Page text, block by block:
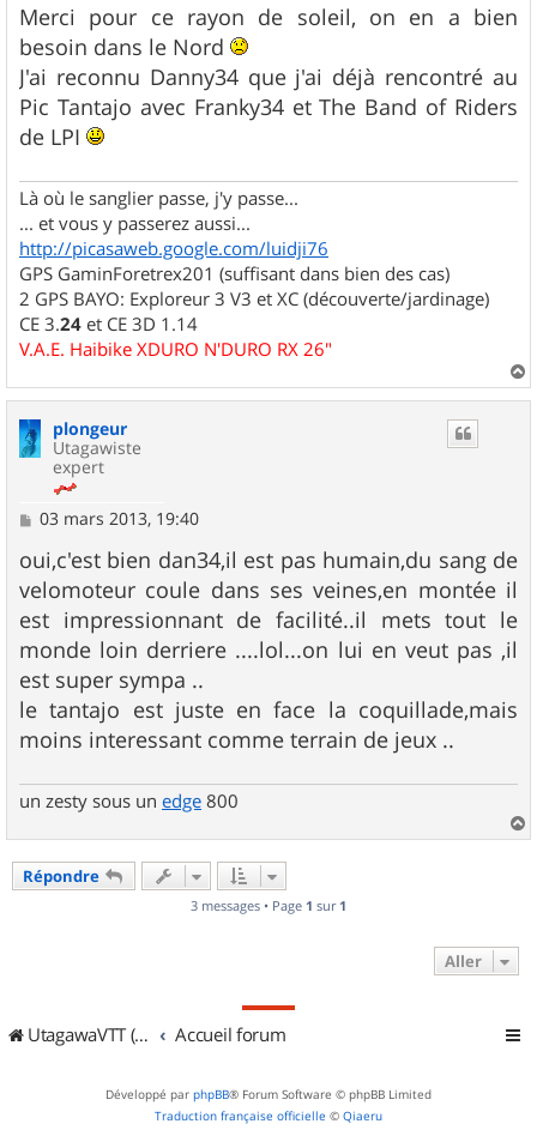
s
s
a
g
e
Merci pour ce rayon de soleil, on en a bien
besoin dans le Nord
J'ai reconnu Danny34 que j'ai déjà rencontré au
Pic Tantajo avec Franky34 et The Band of Riders
de LPI
Là où le sanglier passe, j'y passe...
... et vous y passerez aussi...
http://picasaweb.google.com/luidji76
GPS GaminForetrex201 (suffisant dans bien des cas)
2 GPS BAYO: Exploreur 3 V3 et XC (découverte/jardinage)
CE 3.24 et CE 3D 1.14
V.A.E. Haibike XDURO N'DURO RX 26"
a
plongeur
Utagawiste
expert
M
s
s
a
g
e
03 mars 2013, 19:40
oui,c'est bien dan34,il est pas humain,du sang de
velomoteur coule dans ses veines,en montée il
est impressionnant de facilité..il mets tout le
monde loin derriere ....lol...on lui en veut pas ,il
est super sympa ..
le tantajo est juste en face la coquillade,mais
moins interessant comme terrain de jeux ..
un zesty sous un edge 800
a
Répondre
3 messages • Page 1 sur 1
Aller
UtagawaVTT (Randos VTT et VTTAE avec traces GPS) Accueil forum
Développé par phpBB® Forum Software © phpBB Limited
Traduction française officielle © Qiaeru